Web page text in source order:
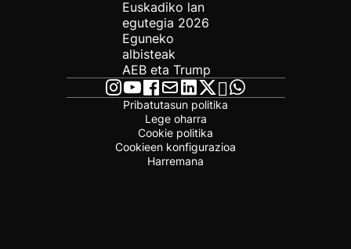
Euskadiko lan
egutegia 2026
Eguneko
albisteak
AEB eta Trump
Pribatutasun politika
Lege oharra
Cookie politika
Cookieen konfigurazioa
Harremana